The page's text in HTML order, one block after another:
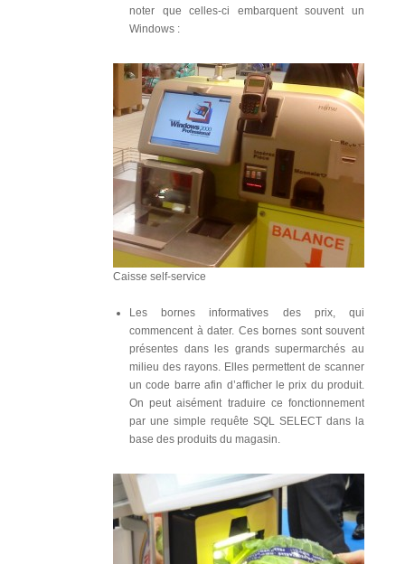
noter que celles-ci embarquent souvent un
Windows :
Caisse self-service
Les bornes informatives des prix, qui
commencent à dater. Ces bornes sont souvent
présentes dans les grands supermarchés au
milieu des rayons. Elles permettent de scanner
un code barre afin d’afficher le prix du produit.
On peut aisément traduire ce fonctionnement
par une simple requête SQL SELECT dans la
base des produits du magasin.